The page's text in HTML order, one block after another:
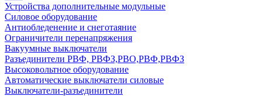
Устройства дополнительные модульные
Силовое оборудование
Антиобледенение и снеготаяние
Ограничители перенапряжения
Вакуумные выключатели
Разъединители РВФ, РВФЗ,РВО,РВФ,РВФЗ
Высоковольтное оборудование
Автоматические выключатели cиловые
Выключатели-разъединители